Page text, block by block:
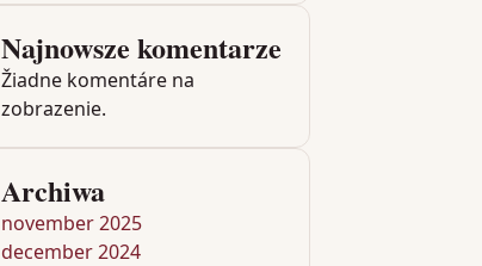
Najnowsze komentarze
Žiadne komentáre na
zobrazenie.
Archiwa
november 2025
december 2024